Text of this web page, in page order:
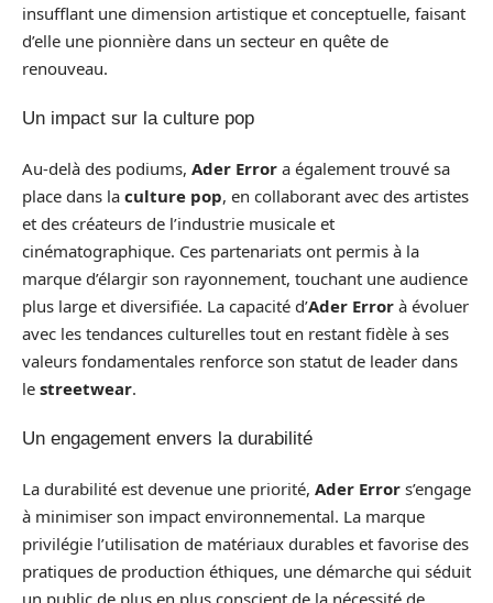
insufflant une dimension artistique et conceptuelle, faisant
d’elle une pionnière dans un secteur en quête de
renouveau.
Un impact sur la culture pop
Au-delà des podiums, Ader Error a également trouvé sa
place dans la culture pop, en collaborant avec des artistes
et des créateurs de l’industrie musicale et
cinématographique. Ces partenariats ont permis à la
marque d’élargir son rayonnement, touchant une audience
plus large et diversifiée. La capacité d’Ader Error à évoluer
avec les tendances culturelles tout en restant fidèle à ses
valeurs fondamentales renforce son statut de leader dans
le streetwear.
Un engagement envers la durabilité
La durabilité est devenue une priorité, Ader Error s’engage
à minimiser son impact environnemental. La marque
privilégie l’utilisation de matériaux durables et favorise des
pratiques de production éthiques, une démarche qui séduit
un public de plus en plus conscient de la nécessité de